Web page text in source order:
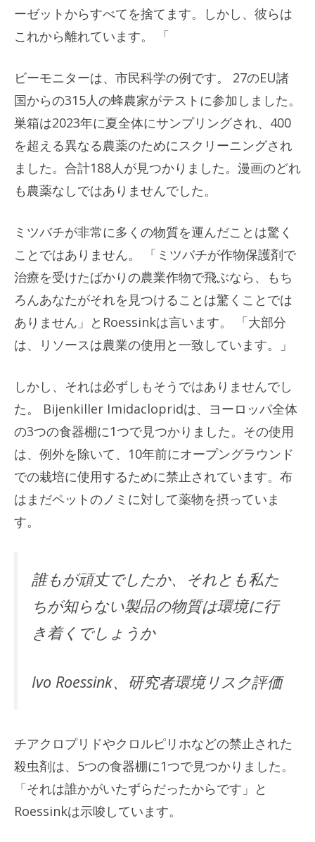
ーゼットからすべてを捨てます。しかし、彼らは
これから離れています。 「
ビーモニターは、市民科学の例です。 27のEU諸
国からの315人の蜂農家がテストに参加しました。
巣箱は2023年に夏全体にサンプリングされ、400
を超える異なる農薬のためにスクリーニングされ
ました。合計188人が見つかりました。漫画のどれ
も農薬なしではありませんでした。
ミツバチが非常に多くの物質を運んだことは驚く
ことではありません。 「ミツバチが作物保護剤で
治療を受けたばかりの農業作物で飛ぶなら、もち
ろんあなたがそれを見つけることは驚くことでは
ありません」とRoessinkは言います。 「大部分
は、リソースは農業の使用と一致しています。」
しかし、それは必ずしもそうではありませんでし
た。 Bijenkiller Imidaclopridは、ヨーロッパ全体
の3つの食器棚に1つで見つかりました。その使用
は、例外を除いて、10年前にオープングラウンド
での栽培に使用するために禁止されています。布
はまだペットのノミに対して薬物を摂っていま
す。
誰もが頑丈でしたか、それとも私た
ちが知らない製品の物質は環境に行
き着くでしょうか
Ivo Roessink、研究者環境リスク評価
チアクロプリドやクロルピリホなどの禁止された
殺虫剤は、5つの食器棚に1つで見つかりました。
「それは誰かがいたずらだったからです」と
Roessinkは示唆しています。